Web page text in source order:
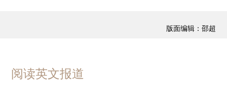
版面编辑：邵超
阅读英文报道